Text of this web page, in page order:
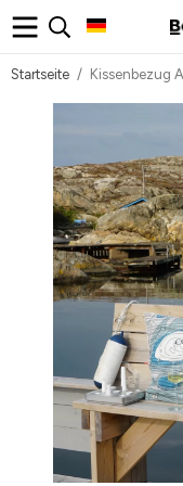
Startseite / Kissenbezug